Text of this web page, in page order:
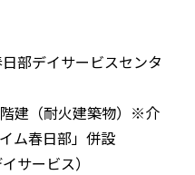
デイサービスセンタ
（耐火建築物）※介
ム春日部」併設
サービス）